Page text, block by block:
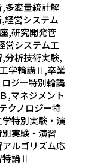
多変量統計解
営システム
,研究開発管
営システム工
分析技術実験,
学輪講Ⅱ,卒業
ジー特別輪講
,マネジメント
クノロジー特
特別実験・演
実験・演習
ルゴリズム応
特論Ⅱ